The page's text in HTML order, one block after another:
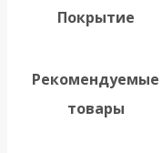
Покрытие
Рекомендуемые
товары